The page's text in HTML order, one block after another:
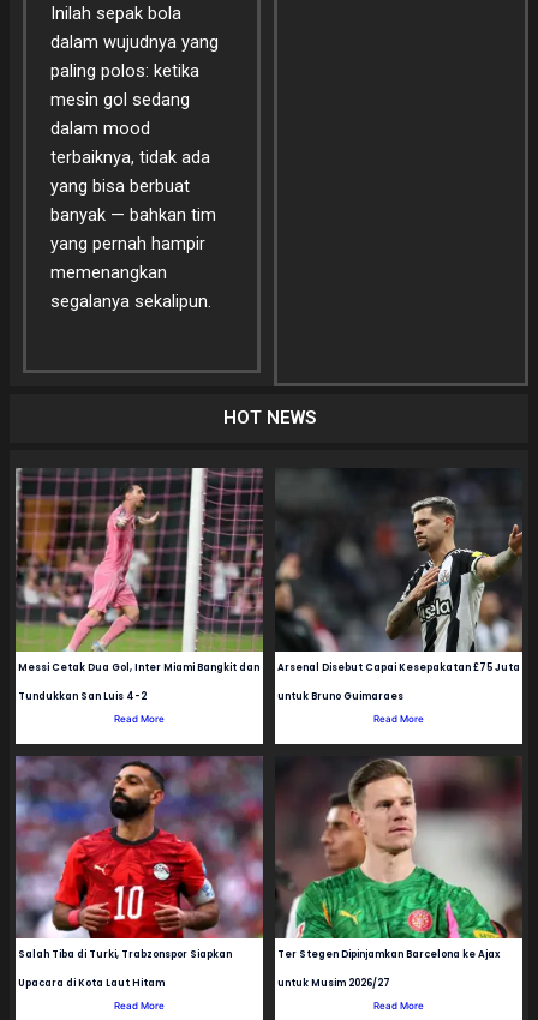
Inilah sepak bola
dalam wujudnya yang
paling polos: ketika
mesin gol sedang
dalam mood
terbaiknya, tidak ada
yang bisa berbuat
banyak — bahkan tim
yang pernah hampir
memenangkan
segalanya sekalipun.
HOT NEWS
Messi Cetak Dua Gol, Inter Miami Bangkit dan
Tundukkan San Luis 4-2
Read More
Arsenal Disebut Capai Kesepakatan £75 Juta
untuk Bruno Guimaraes
Read More
Salah Tiba di Turki, Trabzonspor Siapkan
Upacara di Kota Laut Hitam
Read More
Ter Stegen Dipinjamkan Barcelona ke Ajax
untuk Musim 2026/27
Read More